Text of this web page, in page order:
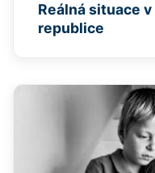
Reálná situace
republice